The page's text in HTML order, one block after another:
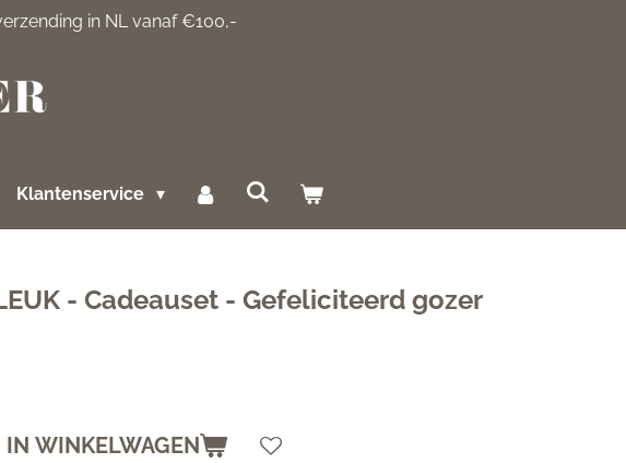
in NL vanaf €100,-
Klantenservice
- Cadeauset - Gefeliciteerd gozer
IN WINKELWAGEN